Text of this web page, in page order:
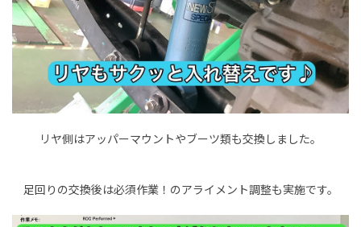
リヤ側はアッパーマウントやブーツ類も交換しました。
足回りの交換後は必須作業！のアライメント調整も実施です。